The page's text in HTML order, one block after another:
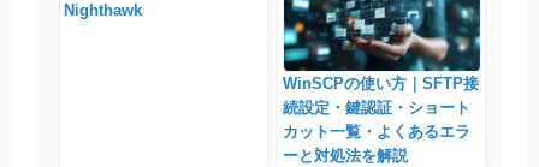
Nighthawk
WinSCPの使い方｜SFTP接
続設定・鍵認証・ショート
カット一覧・よくあるエラ
ーと対処法を解説